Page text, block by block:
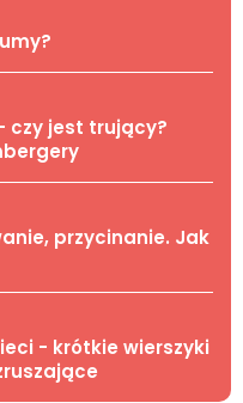
czy jest trujący?
przycinanie. Jak
- krótkie wierszyki